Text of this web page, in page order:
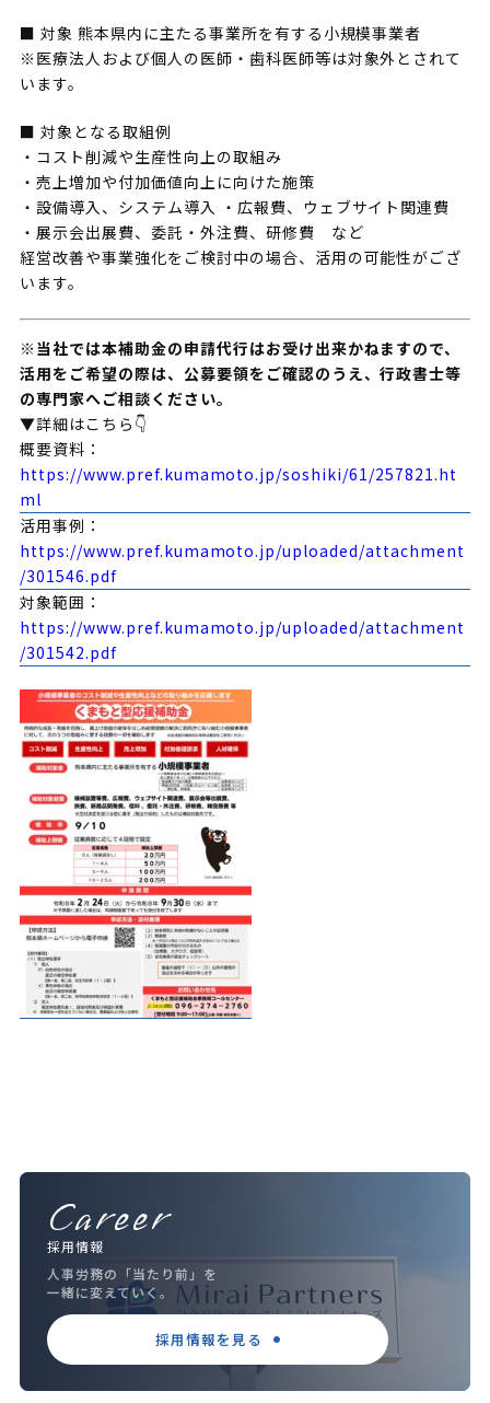
■ 対象 熊本県内に主たる事業所を有する小規模事業者
※医療法人および個人の医師・歯科医師等は対象外とされて
います。
■ 対象となる取組例
・コスト削減や生産性向上の取組み
・売上増加や付加価値向上に向けた施策
・設備導入、システム導入 ・広報費、ウェブサイト関連費
・展示会出展費、委託・外注費、研修費 など
経営改善や事業強化をご検討中の場合、活用の可能性がござ
います。
※当社では本補助金の申請代行はお受け出来かねますので、
活用をご希望の際は、公募要領をご確認のうえ、行政書士等
の専門家へご相談ください。
▼詳細はこちら👇
概要資料：
https://www.pref.kumamoto.jp/soshiki/61/257821.ht
ml
活用事例：
https://www.pref.kumamoto.jp/uploaded/attachment
/301546.pdf
対象範囲：
https://www.pref.kumamoto.jp/uploaded/attachment
/301542.pdf
Career
採用情報
人事労務の「当たり前」を
一緒に変えていく。
採用情報を見る